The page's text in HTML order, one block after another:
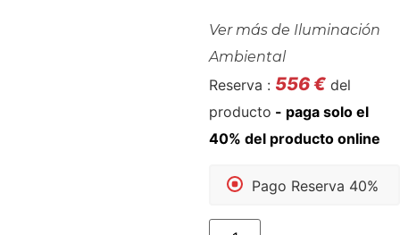
Ver más de Iluminación
Ambiental
Reserva : 556€ del
producto
Pago Reserva 40%